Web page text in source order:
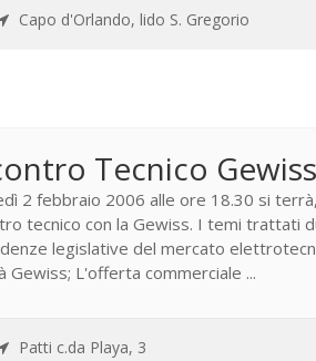
Capo d'Orlando, lido S. Gregorio
Tecnico Gewiss
2 febbraio 2006 alle ore 18.30 si
tecnico con la Gewiss. I temi trattati
legislative del mercato
Gewiss; L'offerta commerciale ...
Patti c.da Playa, 3